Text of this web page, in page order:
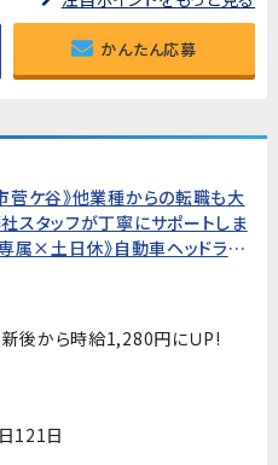
かんたん応募
菅ケ谷》他業種からの転職も大
スタッフが丁寧にサポートしま
属×土日休》自動車ヘッドライ
後から時給1,280円にＵP!
121日